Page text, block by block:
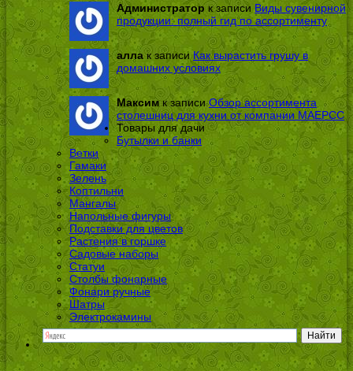
Администратор к записиВиды сувенирной
продукции: полный гид по ассортименту
аллак записиКак вырастить грушу в
домашних условиях
Максимк записиОбзор ассортимента
столешниц для кухни от компании МАЕРСС
Товары для дачи
Бутылки и банки
Ветки
Гамаки
Зелень
Коптильни
Мангалы
Напольные фигуры
Подставки для цветов
Растения в горшке
Садовые наборы
Статуи
Столбы фонарные
Фонари ручные
Шатры
Электрокамины